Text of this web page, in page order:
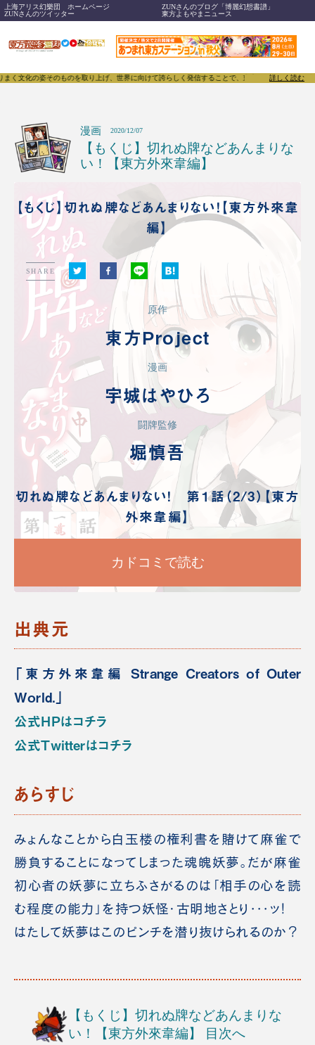
上海アリス幻樂団 ホームページ
ZUNさんのブログ「博麗幻想書譜」
ZUNさんのツイッター
東方よもやまニュース
取り上げ、世界に向けて誇らしく発信することで、東方Projectのみならず「同人文化」その
詳しく読む
漫画 2020/12/07
【もくじ】切れぬ牌などあんまりな
い！【東方外來韋編】
【もくじ】切れぬ牌などあんまりない！【東方外來韋
編】
SHARE
原作
東方Project
漫画
宇城はやひろ
闘牌監修
堀慎吾
切れぬ牌などあんまりない！ 第１話（2/3）【東方
外來韋編】
カドコミで読む
出典元
「東方外來韋編 Strange Creators of Outer
World.」
公式HPはコチラ
公式Twitterはコチラ
あらすじ
みょんなことから白玉楼の権利書を賭けて麻雀で
勝負することになってしまった魂魄妖夢。だが麻雀
初心者の妖夢に立ちふさがるのは「相手の心を読
む程度の能力」を持つ妖怪・古明地さとり･･･ッ！
はたして妖夢はこのピンチを潜り抜けられるのか？
【もくじ】切れぬ牌などあんまりな
い！【東方外來韋編】
目次へ